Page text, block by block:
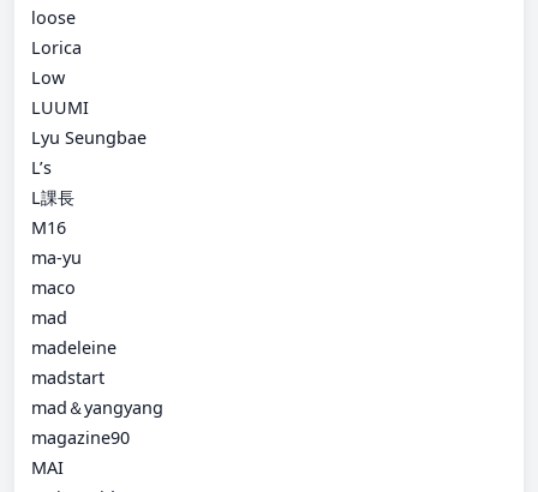
loose
Lorica
Low
LUUMI
Lyu Seungbae
L’s
L課長
M16
ma-yu
maco
mad
madeleine
madstart
mad＆yangyang
magazine90
MAI